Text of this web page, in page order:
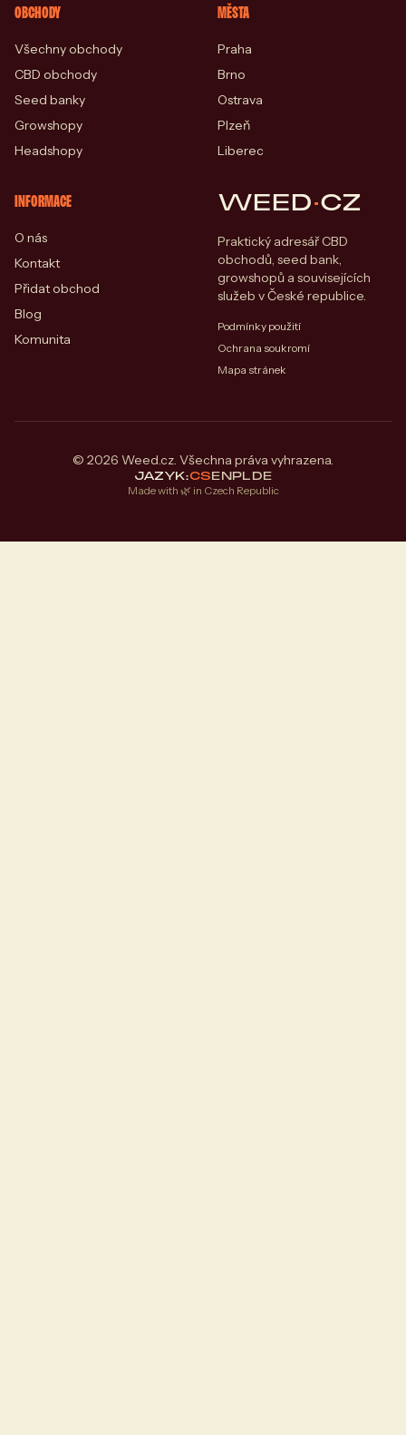
OBCHODY
Všechny obchody
CBD obchody
Seed banky
Growshopy
Headshopy
MĚSTA
Praha
Brno
Ostrava
Plzeň
Liberec
INFORMACE
O nás
Kontakt
Přidat obchod
Blog
Komunita
WEED·CZ
Praktický adresář CBD
obchodů, seed bank,
growshopů a souvisejících
služeb v České republice.
Podmínky použití
Ochrana soukromí
Mapa stránek
© 2026 Weed.cz. Všechna práva vyhrazena.
JAZYK:CSENPLDE
Made with 🌿 in Czech Republic